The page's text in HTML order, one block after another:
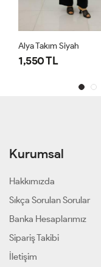
BELLA TAKIM - SİYAH
1,550 TL
Kurumsal
Hakkımızda
Sıkça Sorulan Sorular
Banka Hesaplarımız
Sipariş Takibi
İletişim